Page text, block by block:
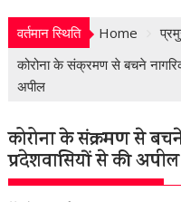
वर्तमान स्थिति Home
कोरोना के संक्रमण से बचने
अपील
कोरोना के संक्रमण से
प्रदेशवासियों से की अपील